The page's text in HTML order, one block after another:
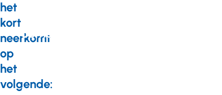
het
kort
neerkomt
op
het
volgende:
opmerkingen?
Renate